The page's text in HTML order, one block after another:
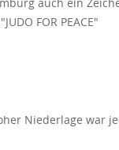
FOR PEACE"
Niederlage war